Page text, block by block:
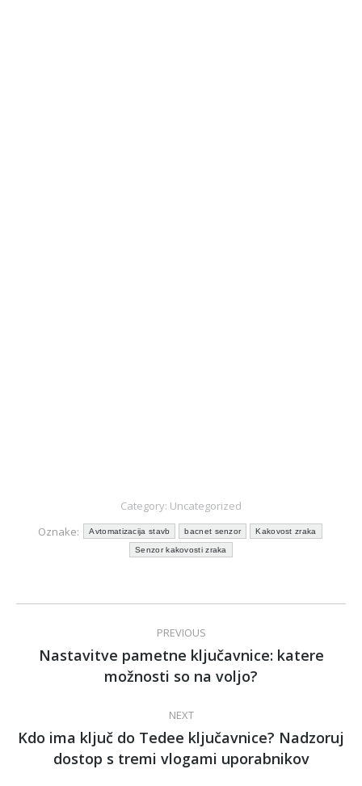
Category: Uncategorized
Oznake:
Avtomatizacija stavb bacnet senzor Kakovost zraka
Senzor kakovosti zraka
navigation
PREVIOUS
Previous
post:
Nastavitve pametne ključavnice: katere
možnosti so na voljo?
NEXT
Next
post:
Kdo ima ključ do Tedee ključavnice? Nadzoruj
dostop s tremi vlogami uporabnikov